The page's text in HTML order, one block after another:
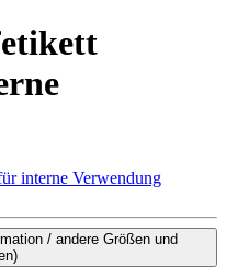
/ andere Größen und